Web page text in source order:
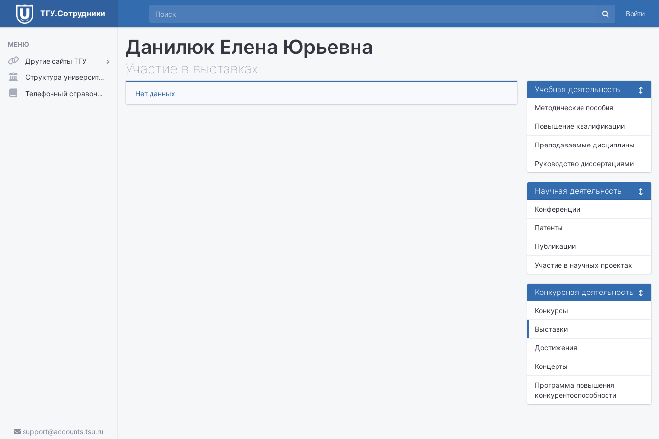
ТГУ.Сотрудники Войти
МЕНЮ
Другие сайты ТГУ
ТГУ.Аккаунты
ТГУ.Расписание
Структура университета
Телефонный справочник
support@accounts.tsu.ru
Данилюк Елена Юрьевна
Участие в выставках
Нет данных Учебная деятельность
Методические пособия
Повышение квалификации
Преподаваемые дисциплины
Руководство диссертациями
Научная деятельность
Конференции
Патенты
Публикации
Участие в научных проектах
Конкурсная деятельность
Конкурсы
Выставки
Достижения
Концерты
Программа повышения
конкурентоспособности